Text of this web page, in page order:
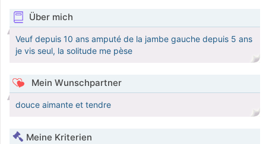
Über mich
Veuf depuis 10 ans amputé de la jambe gauche depuis 5 ans
je vis seul, la solitude me pèse
Mein Wunschpartner
douce aimante et tendre
Meine Kriterien